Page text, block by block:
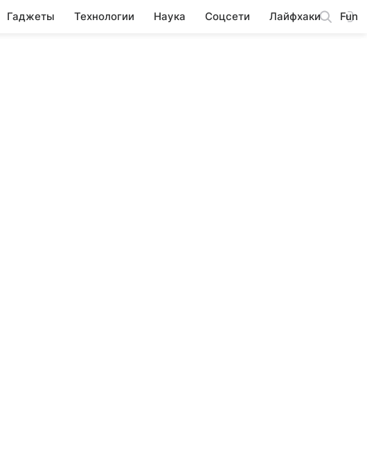
Гаджеты Технологии Наука Соцсети Лайфхаки Fun